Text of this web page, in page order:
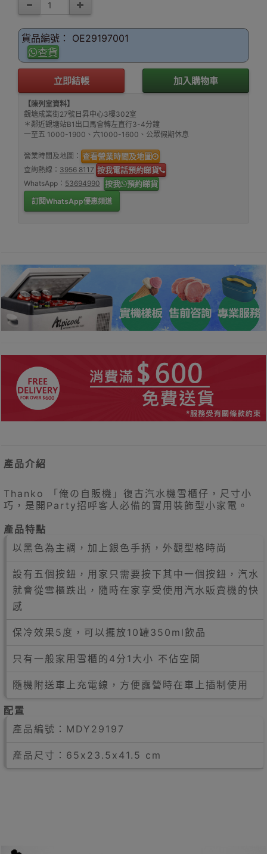
貨品編號： OE29197001
查貨
立即結帳 加入購物車
【陳列室資料】
觀塘成業街27號日昇中心3樓302室
＊鄰近觀塘站B1出口馬會轉左直行3-4分鐘
一至五 1000-1900、六1000-1600、公眾假期休息
營業時間及地圖： 查看營業時間及地圖
查詢熱線： 3956 8117 按我電話預約睇貨
WhatsApp： 53694990 按我 預約睇貨
訂閱WhatsApp優惠頻道
產品介紹
Thanko 「俺の自販機」復古汽水機雪櫃仔，尺寸小
巧，是開Party招呼客人必備的實用裝飾型小家電。
產品特點
以黑色為主調，加上銀色手抦，外觀型格時尚
設有五個按鈕，用家只需要按下其中一個按鈕，汽水
就會從雪櫃跌出，隨時在家享受使用汽水販賣機的快
感
保冷效果5度，可以擺放10罐350ml飲品
只有一般家用雪櫃的4分1大小 不佔空間
隨機附送車上充電線，方便露營時在車上插制使用
配置
產品編號：MDY29197
產品尺寸：65x23.5x41.5 cm